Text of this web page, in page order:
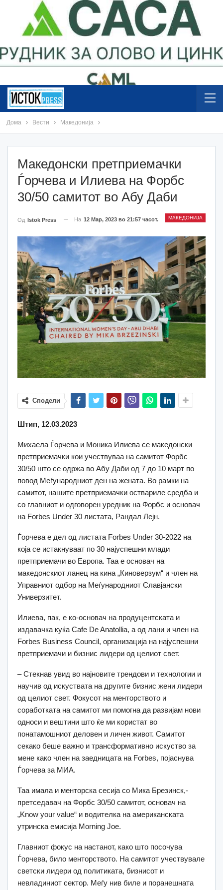
Дома Вести Македонија
Македонски претприемачки
Ѓорчева и Илиева на Форбс
30/50 самитот во Абу Даби
МАКЕДОНИЈА
Од Istok Press На 12 Мар, 2023 во 21:57 часот.
Сподели
Штип, 12.03.2023
Михаела Ѓорчева и Моника Илиева се македонски
претприемачки кои учествуваа на самитот Форбс
30/50 што се одржа во Абу Даби од 7 до 10 март по
повод Меѓународниот ден на жената. Во рамки на
самитот, нашите претприемачки оствариле средба и
со главниот и одговорен уредник на Форбс и основач
на Forbes Under 30 листата, Рандал Лејн.
Ѓорчева е дел од листата Forbes Under 30-2022 на
која се истакнуваат по 30 најуспешни млади
претприемачи во Европа. Таа e основач на
македонскиот ланец на кина „Киноверзум“ и член на
Управниот одбор на Меѓународниот Славјански
Универзитет.
Илиева, пак, е ко-основач на продуцентската и
издавачка куќа Cafe De Anatollia, а од лани и член на
Forbes Business Council, организација на најуспешни
претприемачи и бизнис лидери од целиот свет.
– Стекнав увид во најновите трендови и технологии и
научив од искуствата на другите бизнис жени лидери
од целиот свет. Фокусот на менторството и
соработката на самитот ми помогна да развијам нови
односи и вештини што ќе ми користат во
понатамошниот деловен и личен живот. Самитот
секако беше важно и трансформативно искуство за
мене како член на заедницата на Forbes, појаснува
Ѓорчева за МИА.
Таа имала и менторска сесија со Мика Брезинск,-
претседавач на Форбс 30/50 самитот, основач на
„Know your value“ и водителка на американската
утринска емисија Morning Joe.
Главниот фокус на настанот, како што посочува
Ѓорчева, било менторството. На самитот учествувале
светски лидери од политиката, бизнисот и
невладиниот сектор. Меѓу нив биле и поранешната